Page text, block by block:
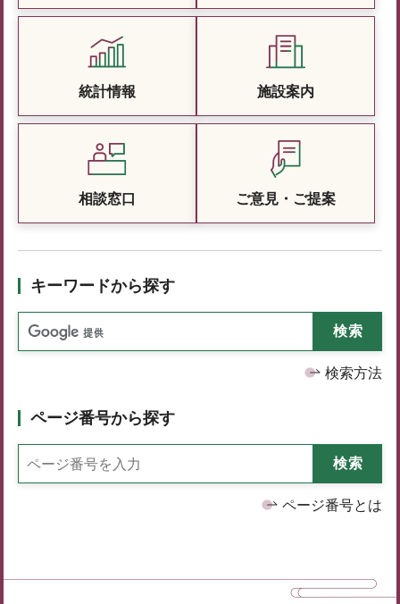
統計情報 施設案内
相談窓口 ご意見・ご提案
キーワードから探す
検索方法
ページ番号から探す
ページ番号とは